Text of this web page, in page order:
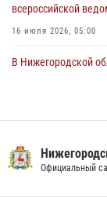
всероссийской
16 июля 2026, 05:00
В Нижегородской
Суперкубка России
20 июля 2026, 13:55
Официальный